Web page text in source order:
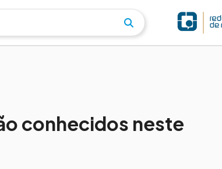
conhecidos neste